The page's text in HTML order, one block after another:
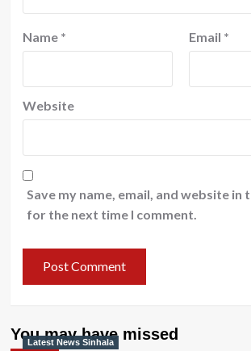
Name * Email *
Website
Save my name, email, and website in
for the next time I comment.
You may have missed
Latest News Sinhala